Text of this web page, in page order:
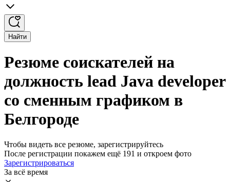
Найти
Резюме соискателей на
должность lead Java developer
со сменным графиком в
Белгороде
Чтобы видеть все резюме, зарегистрируйтесь
После регистрации покажем ещё 191 и откроем фото
Зарегистрироваться
За всё время